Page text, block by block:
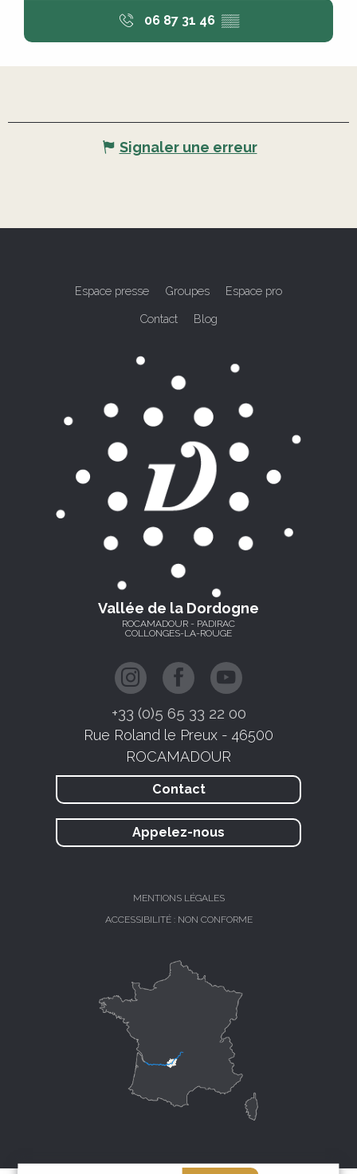
06 87 31 46 ▒▒
Signaler une erreur
Espace presse Groupes Espace pro
Contact Blog
Vallée de la Dordogne
ROCAMADOUR - PADIRAC
COLLONGES-LA-ROUGE
+33 (0)5 65 33 22 00
Rue Roland le Preux - 46500
ROCAMADOUR
Contact
Appelez-nous
MENTIONS LÉGALES
ACCESSIBILITÉ : NON CONFORME